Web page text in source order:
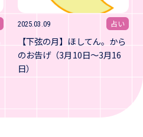
2025.03.09 占い
【下弦の月】ほしてん。から
のお告げ（3月10日～3月16
日）